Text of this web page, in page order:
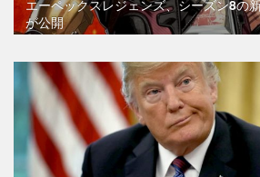
エーペックスレジェンズ、シーズン8の
が公開